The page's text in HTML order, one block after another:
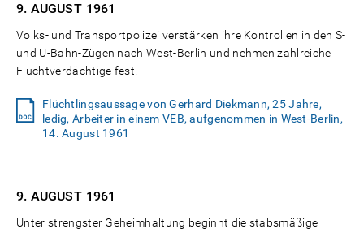
9. AUGUST 1961
Volks- und Transportpolizei verstärken ihre Kontrollen in den S-
und U-Bahn-Zügen nach West-Berlin und nehmen zahlreiche
Fluchtverdächtige fest.
Flüchtlingsaussage von Gerhard Diekmann, 25 Jahre,
ledig, Arbeiter in einem VEB, aufgenommen in West-Berlin,
14. August 1961
9. AUGUST 1961
Unter strengster Geheimhaltung beginnt die stabsmäßige